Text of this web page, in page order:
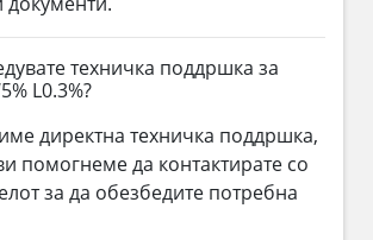
техничка поддршка за
L0.3%?
директна техничка поддршка,
помогнеме да контактирате со
за да обезбедите потребна